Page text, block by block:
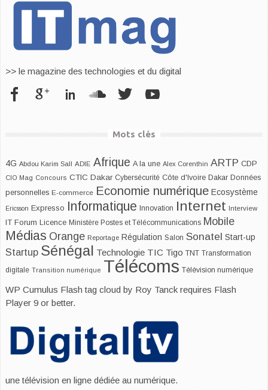
>> le magazine des technologies et du digital
Mots clés
4G Abdou Karim Sall ADIE Afrique A la une Alex Corenthin ARTP CDP
CIO Mag Concours CTIC Dakar Cybersécurité Côte d'Ivoire Dakar Données
personnelles E-commerce Economie numérique Ecosystème
Ericsson Expresso Informatique Innovation Internet Interview
IT Forum Licence Ministère Postes et Télécommunications Mobile
Médias Orange Reportage Régulation Salon Sonatel Start-up
Startup Sénégal Technologie TIC Tigo TNT Transformation
digitale Transition numérique Télécoms Télévision numérique
WP Cumulus Flash tag cloud by Roy Tanck requires Flash
Player 9 or better.
une télévision en ligne dédiée au numérique.